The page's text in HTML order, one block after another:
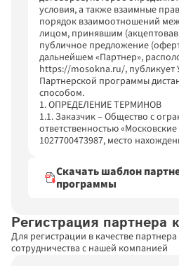
одновременно работать.
Подробная инструкция
работы в приложении
Скачать шаблон
программы
Регистрация партнера
Для регистрации в качестве
сотрудничества с нашей компанией